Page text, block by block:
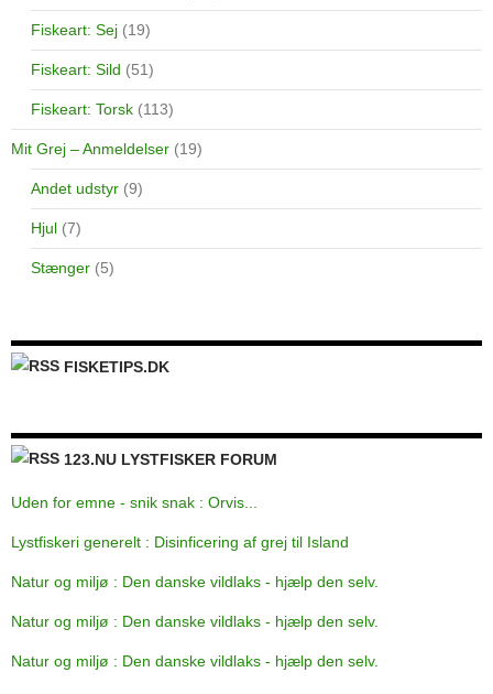
Fiskeart: Sej (19)
Fiskeart: Sild (51)
Fiskeart: Torsk (113)
Mit Grej – Anmeldelser (19)
Andet udstyr (9)
Hjul (7)
Stænger (5)
FISKETIPS.DK
123.NU LYSTFISKER FORUM
Uden for emne - snik snak : Orvis...
Lystfiskeri generelt : Disinficering af grej til Island
Natur og miljø : Den danske vildlaks - hjælp den selv.
Natur og miljø : Den danske vildlaks - hjælp den selv.
Natur og miljø : Den danske vildlaks - hjælp den selv.